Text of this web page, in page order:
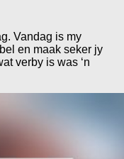
Vandag is my
en maak seker jy
verby is was ‘n